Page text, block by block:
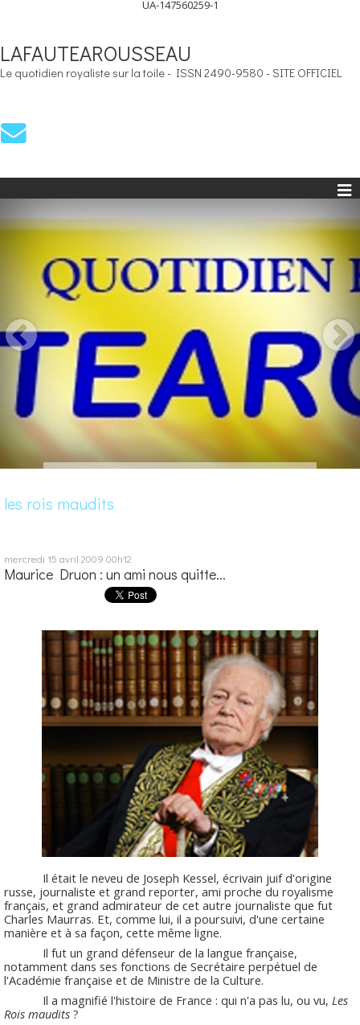
UA-147560259-1
LAFAUTEAROUSSEAU
Le quotidien royaliste sur la toile - ISSN 2490-9580 - SITE OFFICIEL
les rois maudits
mercredi 15 avril 2009 00h12
Maurice Druon : un ami nous quitte...
Il était le neveu de Joseph Kessel, écrivain juif d'origine
russe, journaliste et grand reporter, ami proche du royalisme
français, et grand admirateur de cet autre journaliste que fut
Charles Maurras. Et, comme lui, il a poursuivi, d'une certaine
manière et à sa façon, cette même ligne.
Il fut un grand défenseur de la langue française,
notamment dans ses fonctions de Secrétaire perpétuel de
l'Académie française et de Ministre de la Culture.
Il a magnifié l'histoire de France : qui n'a pas lu, ou vu, Les
Rois maudits ?